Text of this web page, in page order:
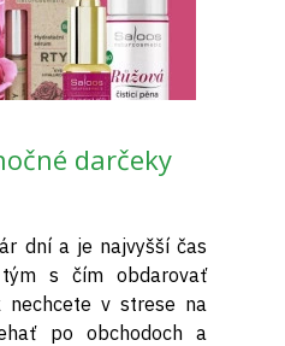
darčeky
dní a je najvyšší čas
s čím obdarovať
nechcete v strese na
po obchodoch a